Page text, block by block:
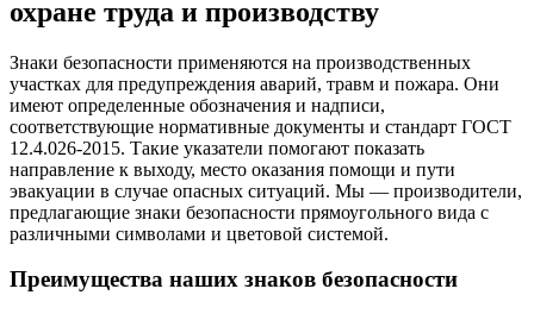
охране труда и производству
Знаки безопасности применяются на производственных
участках для предупреждения аварий, травм и пожара. Они
имеют определенные обозначения и надписи,
соответствующие нормативные документы и стандарт ГОСТ
12.4.026-2015. Такие указатели помогают показать
направление к выходу, место оказания помощи и пути
эвакуации в случае опасных ситуаций. Мы — производители,
предлагающие знаки безопасности прямоугольного вида с
различными символами и цветовой системой.
Преимущества наших знаков безопасности